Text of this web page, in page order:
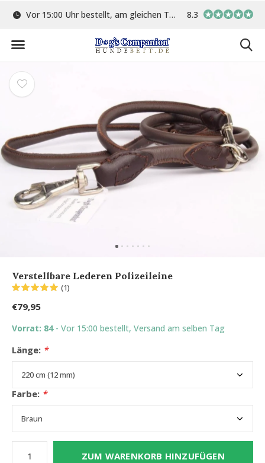
Vor 15:00 Uhr bestellt, am gleichen Tag versand In eigener
8.3
Verstellbare Lederen Polizeileine
(1)
€79,95
Vorrat: 84 - Vor 15:00 bestellt, Versand am selben Tag
Länge: *
Farbe: *
ZUM WARENKORB HINZUFÜGEN